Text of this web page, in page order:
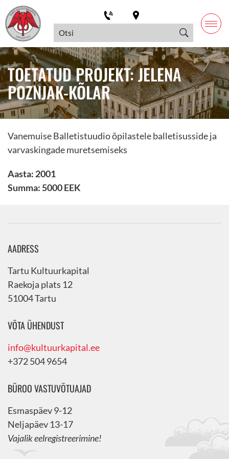
TOETATUD PROJEKT: JELENA
POZNJAK-KÕLAR
Vanemuise Balletistuudio õpilastele balletisusside ja
varvaskingade muretsemiseks
Aasta: 2001
Summa: 5000 EEK
AADRESS
Tartu Kultuurkapital
Raekoja plats 12
51004 Tartu
VÕTA ÜHENDUST
info@kultuurkapital.ee
+372 504 9654
BÜROO VASTUVÕTUAJAD
Esmaspäev 9-12
Neljapäev 13-17
Vajalik eelregistreerimine!